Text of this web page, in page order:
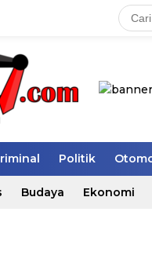
Politik
Budaya Ekonomi